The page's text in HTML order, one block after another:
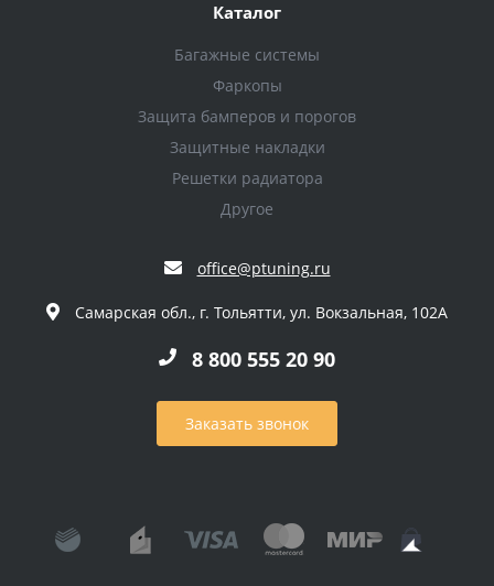
Каталог
Багажные системы
Фаркопы
Защита бамперов и порогов
Защитные накладки
Решетки радиатора
Другое
office@ptuning.ru
Самарская обл., г. Тольятти, ул. Вокзальная, 102А
8 800 555 20 90
Заказать звонок